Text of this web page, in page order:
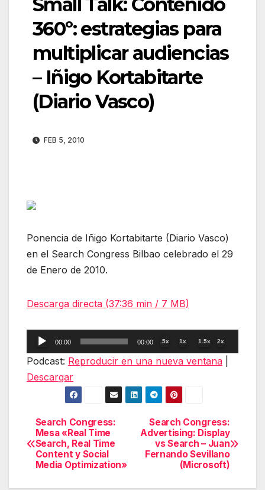
Small Talk: Contenido
360º: estrategias para
multiplicar audiencias
– Iñigo Kortabitarte
(Diario Vasco)
FEB 5, 2010
Ponencia de Iñigo Kortabitarte (Diario Vasco)
en el Search Congress Bilbao celebrado el 29
de Enero de 2010.
Descarga directa (37:36 min / 7 MB)
Reproductor
de
00:00 00:00 .5x 1x 1.5x 2x
Podcast: Reproducir en una nueva ventana
Descargar
Navegación
de
entradas
Search Congress:
Advertising: Display
vs Search – Juan
Fernando Sevillano
(Microsoft)
Search Congress:
Mesa «Real Time
Search, Real Time
Content y Social
Media Optimization»